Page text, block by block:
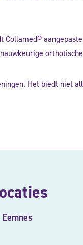
Collamed®
Het biedt niet
Eemnes